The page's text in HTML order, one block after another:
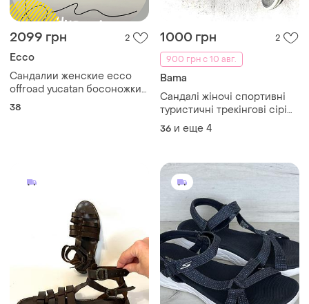
2099 грн 2
Ecco
Сандалии женские ecco
offroad yucatan босоножки
кожаные трекинговые
38
1000 грн
2
900 грн с 10 авг.
Bama
Сандалі жіночі спортивні
туристичні трекінгові сірі
мокко 37 36
36 и еще 4